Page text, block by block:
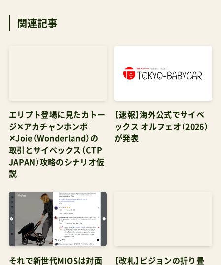
には「４歳まで長く乗れる」ことを強調したものも
どう見えるか・・・。そういった意味でも生後３か月
軽くて細いバギータイプを予備に持っておくよう
な使い方がおすすめです。バギーというのはこん
なタイプ👇 JisforJeepB型ベビーカーアドベンチ
ャー Jeep ¥15,997 B型（C型）ベビーカー卒業リク
ライニングなしアドベンチャーのレビュー
Amazonで探す 楽天市場で探す Yahoo!で探す ア
カチャンホンポ 管理人パパメリオって「モード」な
雰囲気があったけれど、これで「ストリート系」の
人も安心して選べるね。 【サイベックスの歩き方
完全比較ガイド2026】～選び方解説～ 【徹底比較】
サイベックスチャイルドシートの選び方｜ベビ
関連記事
エリプト登場に見たカトー
ジ✕アカチャンホンポ
✕Joie（Wonderland）の
取引とサイベックス（CTP
JAPAN）攻略のシナリオ仮
説
【速報】海外公式でサイベ
ックス オルフェオ（2026）
が発表
それで新世代MIOSは対面
【改札】ピジョンの折り畳